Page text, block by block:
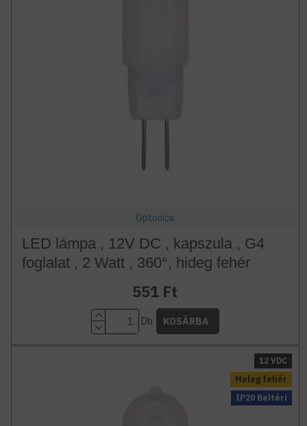
Optonica
LED lámpa , 12V DC , kapszula , G4
foglalat , 2 Watt , 360°, hideg fehér
551 Ft
Db KOSÁRBA
Meleg fehér
IP20 Beltéri
12 VDC